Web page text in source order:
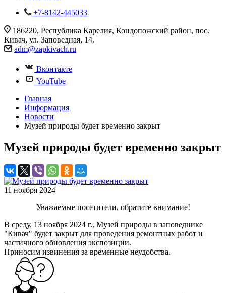
+7-8142-445033
186220, Республика Карелия, Кондопожский район, пос.
Кивач, ул. Заповедная, 14.
adm@zapkivach.ru
Вконтакте
YouTube
Главная
Информация
Новости
Музей природы будет временно закрыт
Музей природы будет временно закрыт
11 ноября 2024
Уважаемые посетители, обратите внимание!
В среду, 13 ноября 2024 г., Музей природы в заповеднике
"Кивач" будет закрыт для проведения ремонтных работ и
частичного обновления экспозиции.
Приносим извинения за временные неудобства.